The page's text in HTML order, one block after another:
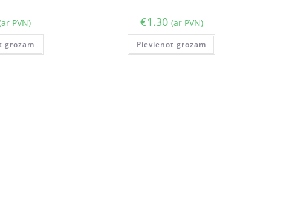
PVN)
grozam
€1.30 (ar PVN)
Pievienot grozam